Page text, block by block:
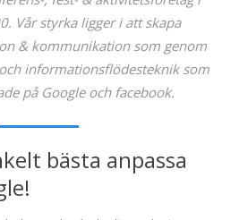
Vår styrka ligger i att skapa
& kommunikation som genom
informationsflödesteknik som
på Google och facebook.
bästa anpassa